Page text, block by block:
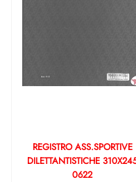
REGISTRO ASS.SPORTIVE
DILETTANTISTICHE
0622